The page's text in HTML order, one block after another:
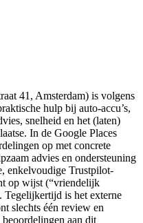
41, Amsterdam) is volgens
hulp bij auto-accu’s,
snelheid en het (laten)
In de Google Places
op met concrete
advies en ondersteuning
enkelvoudige Trustpilot-
op wijst (“vriendelijk
Tegelijkertijd is het externe
slechts één review en
aan dit